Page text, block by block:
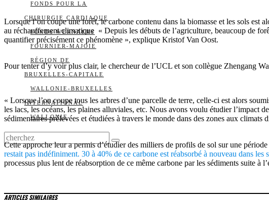
FONDS POUR LA
CHIRURGIE CARDIAQUE
FONDS WERNAERS
FOURNIER-MAJOIE
RÉGION DE
BRUXELLES-CAPITALE
WALLONIE-BRUXELLES
INTERNATIONAL
WALLONIE
Lorsque l’on coupe une forêt, le carbone contenu dans la biomasse et les sols est
au réchauffement climatique « Depuis les débuts de l’agriculture, beaucoup de
quantifier précisément ce phénomène », explique Kristof Van Oost.
Pour tenter d’y voir plus clair, le chercheur de l’UCL et son collègue Zhengang
« Lorsque l’on coupe tous les arbres d’une parcelle de terre, celle-ci est alors
les lacs, les océans, les plaines alluviales, etc. Nous avons voulu étudier l’impact
sédimentaires prélevées et étudiées à travers le monde dans des zones aux
Cette approche leur a permis d’étudier des milliers de profils de sol sur une
restait pas indéfiniment. 30 à 40% de ce carbone est réabsorbé à nouveau dans les
processus plus lent de réabsorption de ce même carbone par les sédiments suite à
ARTICLES SIMILAIRES